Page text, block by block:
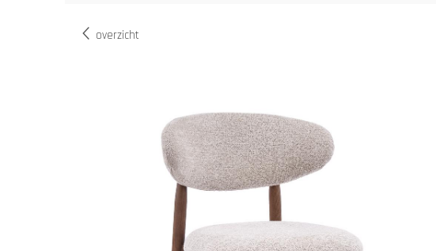
overzicht